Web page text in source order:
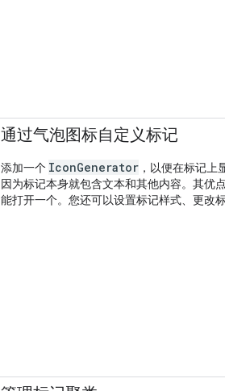
通过气泡图标自定义标记
添加一个 IconGenerator ，以便在标记上
因为标记本身就包含文本和其他内容。其优
能打开一个。您还可以设置标记样式、更改